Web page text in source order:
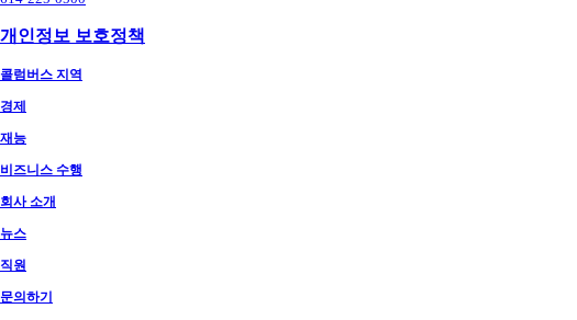
개인정보 보호정책
콜럼버스 지역
경제
재능
비즈니스 수행
회사 소개
뉴스
직원
문의하기